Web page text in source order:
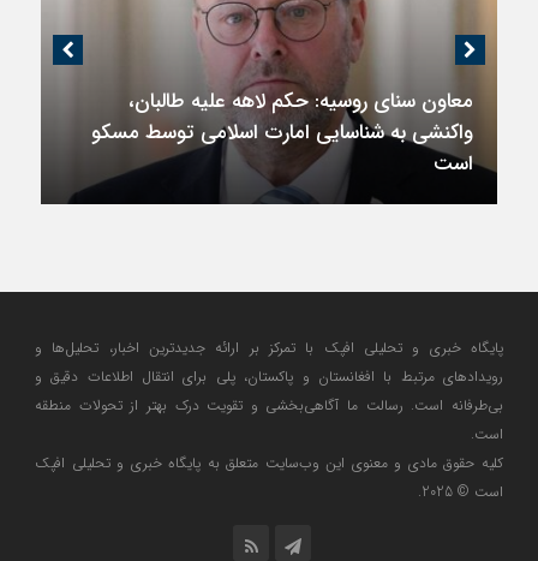
معاون سنای روسیه: حکم لاهه علیه طالبان،
واکنشی به شناسایی امارت اسلامی توسط مسکو
است
پایگاه خبری و تحلیلی افپک با تمرکز بر ارائه جدیدترین اخبار، تحلیل‌ها و
رویدادهای مرتبط با افغانستان و پاکستان، پلی برای انتقال اطلاعات دقیق و
بی‌طرفانه است. رسالت ما آگاهی‌بخشی و تقویت درک بهتر از تحولات منطقه
است.
کلیه حقوق مادی و معنوی این وب‌سایت متعلق به پایگاه خبری و تحلیلی افپک
است © 2025.